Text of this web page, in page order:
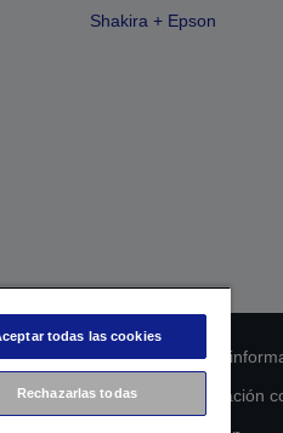
Shakira + Epson
Declaración de
contacto con nosotros en relación
todas las cookies
Rechazarlas todas